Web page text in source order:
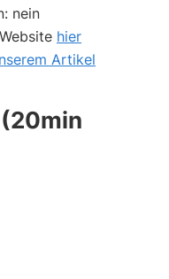
nein
hier
Artikel